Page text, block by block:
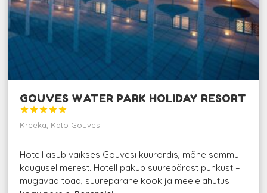
GOUVES WATER PARK HOLIDAY RESORT





Kreeka, Kato Gouves
Hotell asub vaikses Gouvesi kuurordis, mõne sammu
kaugusel merest. Hotell pakub suurepärast puhkust –
mugavad toad, suurepärane köök ja meelelahutus